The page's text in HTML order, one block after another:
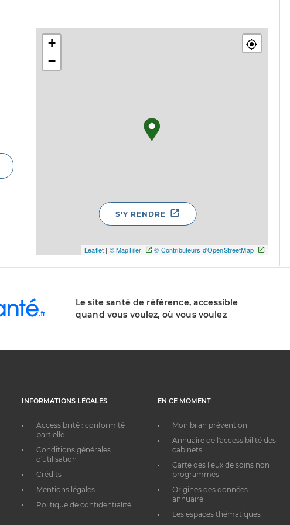
+
−
Leaflet | © MapTiler © Contributeurs d'OpenStreetMap
S'Y RENDRE
Le site santé de référence, accessible
quand vous voulez, où vous voulez
INFORMATIONS LÉGALES
Accessibilité : conformité
partielle
Conditions générales
d'utilisation
Crédits
Mentions légales
Politique de confidentialité
EN CE MOMENT
Mon bilan prévention
Annuaire de l'accessibilité des
cabinets
Carte des lieux de soins non
programmés
Origines des données
annuaire
Les espaces thématiques